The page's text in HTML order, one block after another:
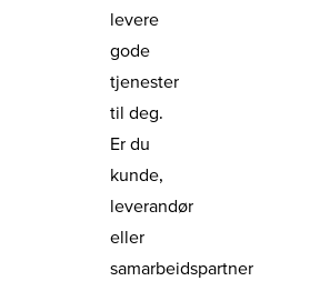
levere
gode
tjenester
til deg.
Er du
kunde,
leverandør
eller
samarbeidspartner